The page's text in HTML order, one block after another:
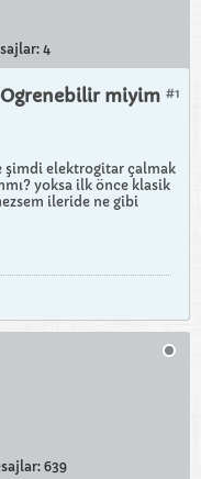
4
#1
miyim
şimdi elektrogitar çalmak
yoksa ilk önce klasik
ileride ne gibi
639